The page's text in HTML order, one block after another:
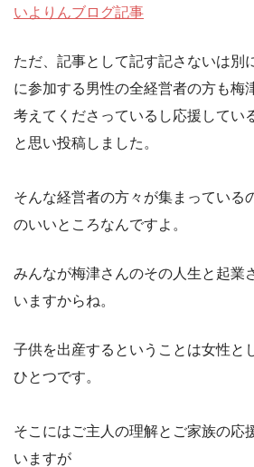
いよりんブログ記事
ただ、記事として記す記さないは別
に参加する男性の全経営者の方も梅
考えてくださっているし応援してい
と思い投稿しました。
そんな経営者の方々が集まっている
のいいところなんですよ。
みんなが梅津さんのその人生と起業
いますからね。
子供を出産するということは女性と
ひとつです。
そこにはご主人の理解とご家族の応
いますが